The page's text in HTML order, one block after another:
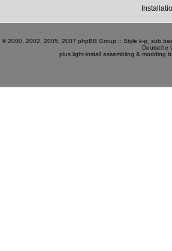
© 2000, 2002, 2005, 2007 phpBB Group :: Style k-p_sub
Deutsche
plus light-install assembling & modding